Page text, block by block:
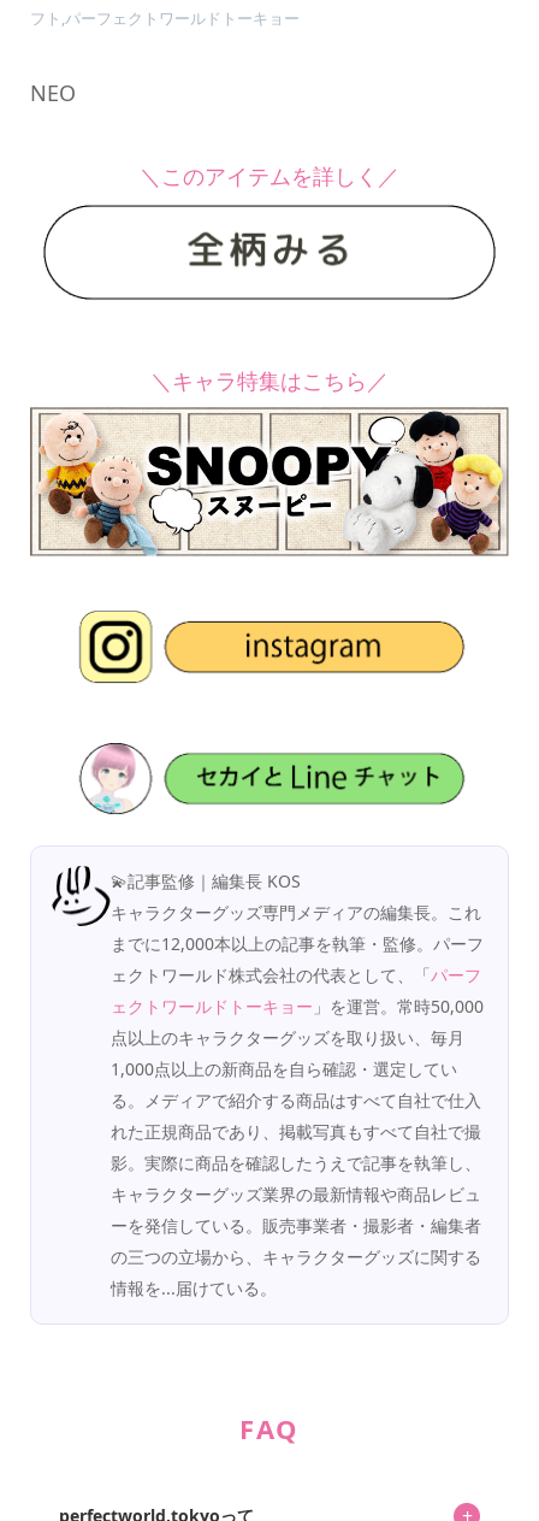
フト,パーフェクトワールドトーキョー
NEO
＼このアイテムを詳しく／
＼キャラ特集はこちら／
💫記事監修｜編集長 KOS
キャラクターグッズ専門メディアの編集長。これ
までに12,000本以上の記事を執筆・監修。パーフ
ェクトワールド株式会社の代表として、「パーフ
ェクトワールドトーキョー 」を運営。常時50,000
点以上のキャラクターグッズを取り扱い、毎月
1,000点以上の新商品を自ら確認・選定してい
る。メディアで紹介する商品はすべて自社で仕入
れた正規商品であり、掲載写真もすべて自社で撮
影。実際に商品を確認したうえで記事を執筆し、
キャラクターグッズ業界の最新情報や商品レビュ
ーを発信している。販売事業者・撮影者・編集者
の三つの立場から、キャラクターグッズに関する
情報を...届けている。
FAQ
perfectworld.tokyoって